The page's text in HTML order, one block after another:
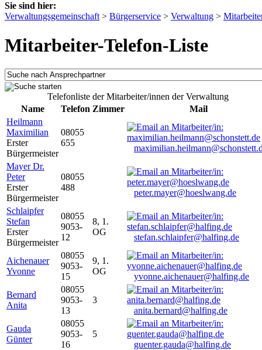
Sie sind hier:
Verwaltungsgemeinschaft > Bürgerservice > Verwaltung >
Mitarbeiter-Telefon-Liste
Telefonliste der Mitarbeiter/innen der Verwaltung
Name
Telefon Zimmer
Mail
Heilmann
Maximilian
Erster
Bürgermeister
08055
655
Mayer Dr.
Peter
Erster
Bürgermeister
08055
488
peter.mayer@hoeslwang.de
Schlaipfer
Stefan
Erster
Bürgermeister
08055
9053-
12
8, 1.
OG
stefan.schlaipfer@halfing.de
Aichenauer
Yvonne
08055
9053-
15
9, 1.
OG
yvonne.aichenauer@halfing.de
Bernard
Anita
08055
9053-
13
3
anita.bernard@halfing.de
Gauda
Günter
08055
9053-
16
5
guenter.gauda@halfing.de